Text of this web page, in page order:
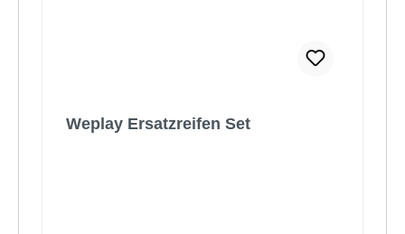
Weplay Ersatzreifen Set